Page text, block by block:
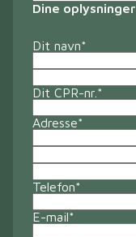
Dine oplysninger
Dit navn*
Dit CPR-nr. *
Adresse*
Telefon*
E-mail*